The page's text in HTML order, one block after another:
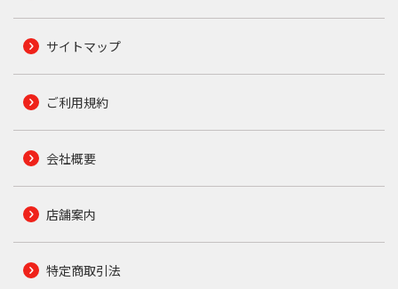
サイトマップ
ご利用規約
会社概要
店舗案内
特定商取引法